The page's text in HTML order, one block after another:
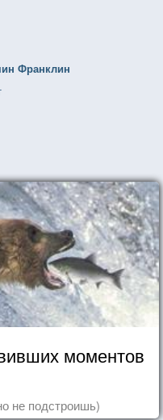
Франклин
моментов
не подстроишь)